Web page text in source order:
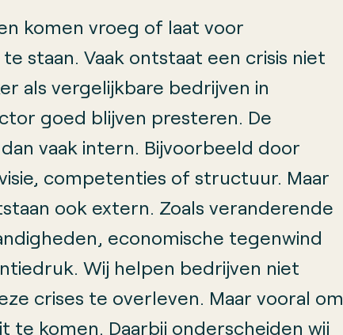
komen vroeg of laat voor
staan. Vaak ontstaat een crisis niet
als vergelijkbare bedrijven in
goed blijven presteren. De
vaak intern. Bijvoorbeeld door
competenties of structuur. Maar
ook extern. Zoals veranderende
economische tegenwind
Wij helpen bedrijven niet
crises te overleven. Maar vooral om
te komen. Daarbij onderscheiden wij